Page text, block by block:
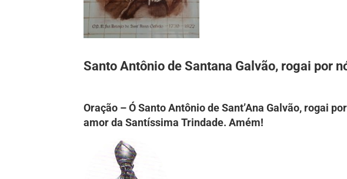
Santo Antônio de Santana Galvão, rogai por
Oração – Ó Santo Antônio de Sant’Ana Galvão, rogai
amor da Santíssima Trindade. Amém!